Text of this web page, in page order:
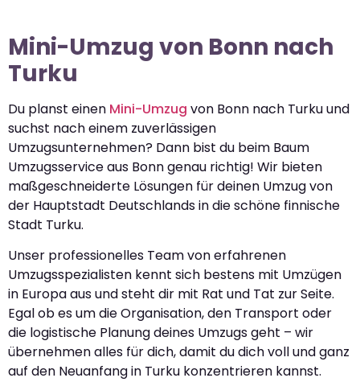
Mini-Umzug von Bonn nach
Turku
Du planst einen Mini-Umzug von Bonn nach Turku und
suchst nach einem zuverlässigen
Umzugsunternehmen? Dann bist du beim Baum
Umzugsservice aus Bonn genau richtig! Wir bieten
maßgeschneiderte Lösungen für deinen Umzug von
der Hauptstadt Deutschlands in die schöne finnische
Stadt Turku.
Unser professionelles Team von erfahrenen
Umzugsspezialisten kennt sich bestens mit Umzügen
in Europa aus und steht dir mit Rat und Tat zur Seite.
Egal ob es um die Organisation, den Transport oder
die logistische Planung deines Umzugs geht – wir
übernehmen alles für dich, damit du dich voll und ganz
auf den Neuanfang in Turku konzentrieren kannst.